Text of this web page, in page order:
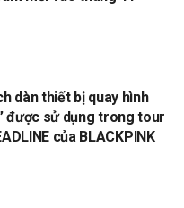
dàn thiết bị quay hình
được sử dụng trong tour
của BLACKPINK